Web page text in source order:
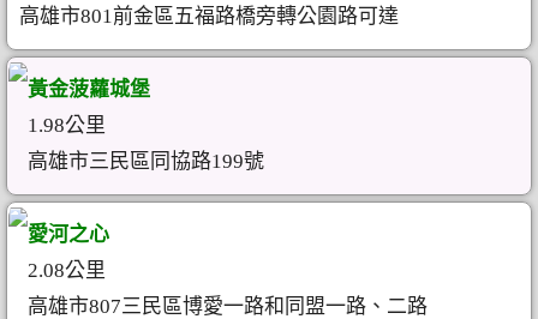
高雄市801前金區五福路橋旁轉公園路可達
黃金菠蘿城堡
1.98公里
高雄市三民區同協路199號
愛河之心
2.08公里
高雄市807三民區博愛一路和同盟一路、二路